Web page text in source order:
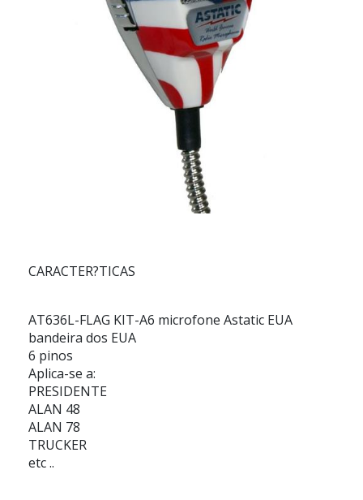
CARACTER?TICAS
AT636L-FLAG KIT-A6 microfone Astatic EUA
bandeira dos EUA
6 pinos
Aplica-se a:
PRESIDENTE
ALAN 48
ALAN 78
TRUCKER
etc ..